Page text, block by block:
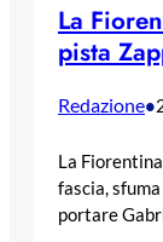
La
pista
Redazione•
La
fascia,
portare